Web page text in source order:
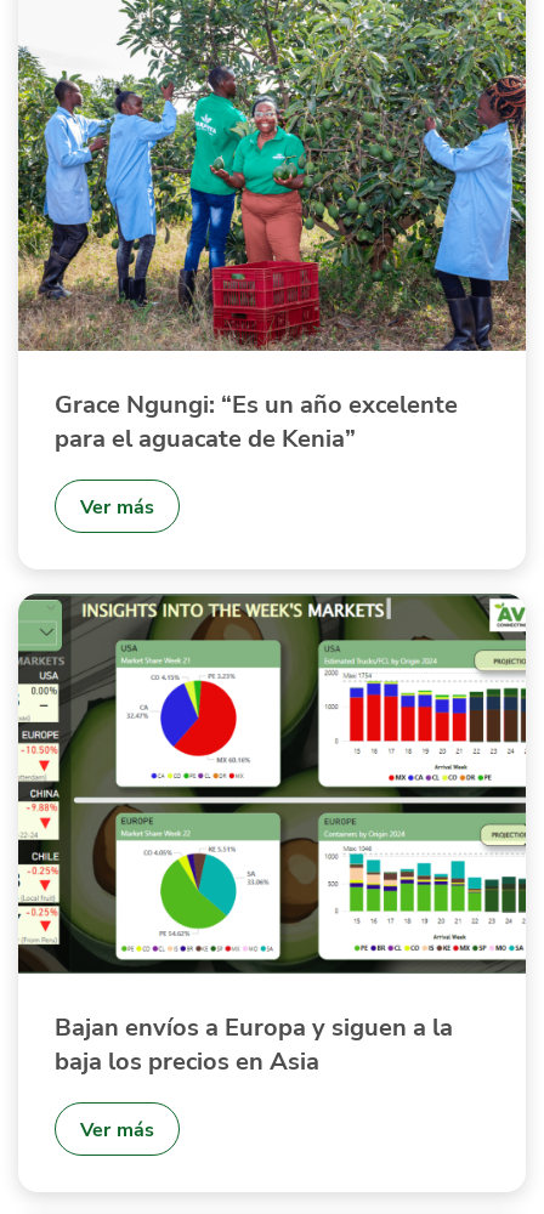
Grace Ngungi: “Es un año excelente
para el aguacate de Kenia”
Ver más
Bajan envíos a Europa y siguen a la
baja los precios en Asia
Ver más